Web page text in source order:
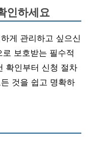
인하세요
게 관리하고 싶으신
보호받는 필수적
확인부터 신청 절차
것을 쉽고 명확하